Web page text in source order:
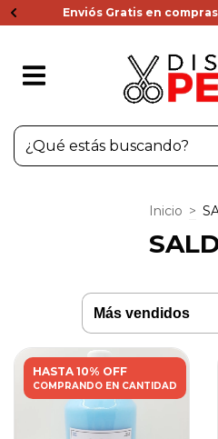
Enviós Gratis en
Inicio >
HASTA 10% OFF
COMPRANDO EN CANTIDAD